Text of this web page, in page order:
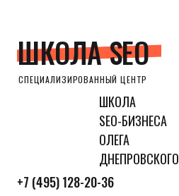
ШКОЛА SEO
СПЕЦИАЛИЗИРОВАННЫЙ ЦЕНТР
ШКОЛА
SEO-БИЗНЕСА
ОЛЕГА
ДНЕПРОВСКОГО
+7 (495) 128-20-36